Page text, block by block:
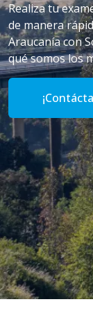
Realiza tu
de manera
Araucanía con
qué somos los